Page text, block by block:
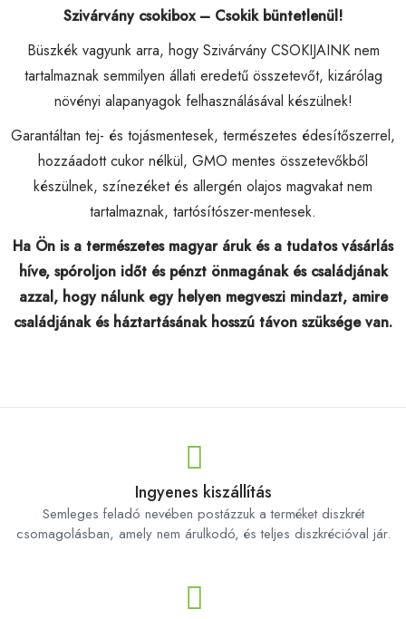
Szivárvány csokibox – Csokik büntetlenül!
Büszkék vagyunk arra, hogy Szivárvány CSOKIJAINK nem
tartalmaznak semmilyen állati eredetű összetevőt, kizárólag
növényi alapanyagok felhasználásával készülnek!
Garantáltan tej- és tojásmentesek, természetes édesítőszerrel,
hozzáadott cukor nélkül, GMO mentes összetevőkből
készülnek, színezéket és allergén olajos magvakat nem
tartalmaznak, tartósítószer-mentesek.
Ha Ön is a természetes magyar áruk és a tudatos vásárlás
híve, spóroljon időt és pénzt önmagának és családjának
azzal, hogy nálunk egy helyen megveszi mindazt, amire
családjának és háztartásának hosszú távon szüksége van.
Ingyenes kiszállítás
Semleges feladó nevében postázzuk a terméket diszkrét
csomagolásban, amely nem árulkodó, és teljes diszkrécióval jár.